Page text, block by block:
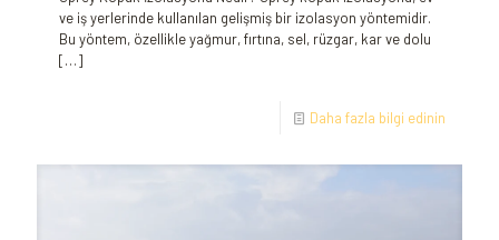
ve iş yerlerinde kullanılan gelişmiş bir izolasyon yöntemidir.
Bu yöntem, özellikle yağmur, fırtına, sel, rüzgar, kar ve dolu
[…]
Daha fazla bilgi edinin